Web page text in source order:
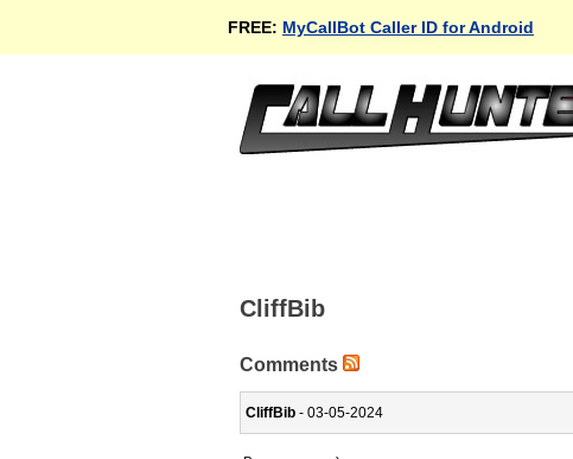
FREE: MyCallBot Caller ID for Android
CliffBib
Comments
CliffBib - 03-05-2024